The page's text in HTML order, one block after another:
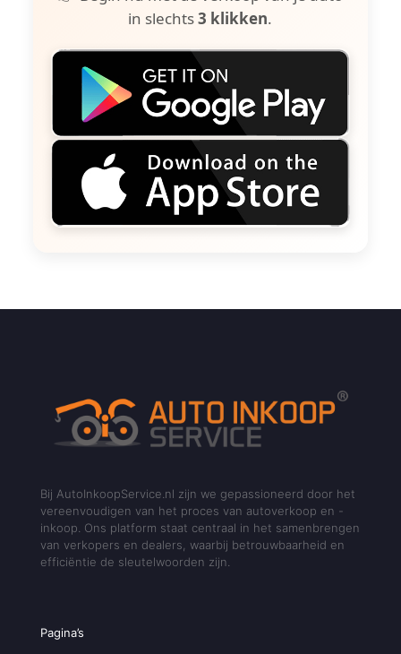
in slechts3 klikken.
Bij AutoInkoopService.nl zijn we gepassioneerd door het
vereenvoudigen van het proces van autoverkoop en -
inkoop. Ons platform staat centraal in het samenbrengen
van verkopers en dealers, waarbij betrouwbaarheid en
efficiëntie de sleutelwoorden zijn.
Pagina’s